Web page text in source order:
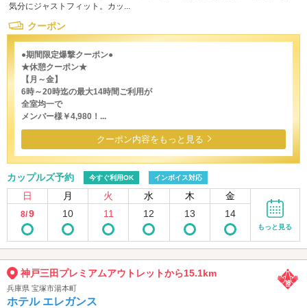
気分にジャストフィット。カッ...
クーポン
●期間限定爆撃クーポン●
★休憩クーポン★
【月～金】
6時～20時迄の最大14時間ご利用が
全室均一で
メンバー様￥4,980！...
クーポン内容をもっと見る
カップルズ予約 今すぐ利用OK インボイス対応
日 月 火 水 木 金
8/9 10 11 12 13 14
もっと見る
神戸三田プレミアムアウトレットから15.1km
兵庫県 宝塚市湯本町
ホテル エレガンス